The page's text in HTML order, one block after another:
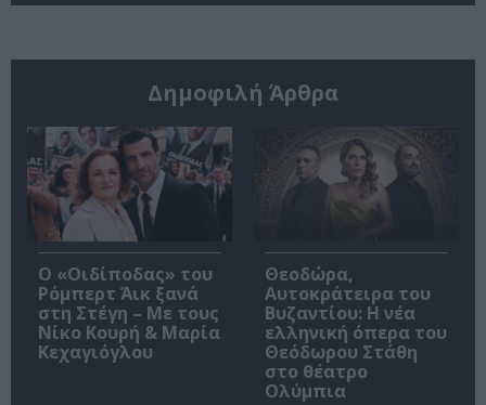
Δημοφιλή Άρθρα
O «Οιδίποδας» του
Ρόμπερτ Άικ ξανά
στη Στέγη – Με τους
Νίκο Κουρή & Μαρία
Κεχαγιόγλου
Θεοδώρα,
Αυτοκράτειρα του
Βυζαντίου: Η νέα
ελληνική όπερα του
Θεόδωρου Στάθη
στο θέατρο
Ολύμπια